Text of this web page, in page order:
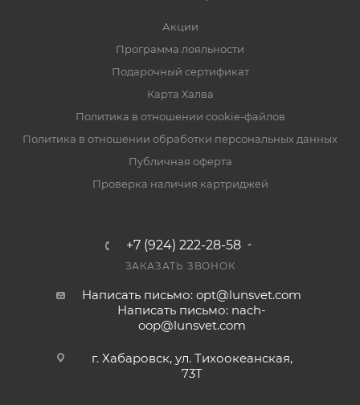
Акции
Программа лояльности
Подарочный сертификат
Карта Халва
Политика в отношении cookie-файлов
Политика в отношении обработки персональных данных
Публичная оферта
Проверка наличия картриджей
+7 (924) 222-28-58
ЗАКАЗАТЬ ЗВОНОК
Написать письмо: opt@lunsvet.com
Написать письмо: nach-
oop@lunsvet.com
г. Хабаровск, ул. Тихоокеанская,
73Т